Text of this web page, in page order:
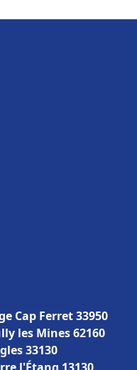
Cap Ferret 33950
les Mines 62160
33130